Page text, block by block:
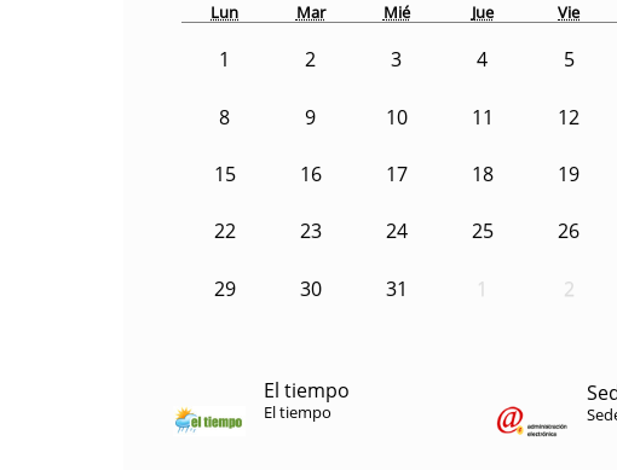
Lun Mar Mié Jue Vie
1 2 3 4 5
8 9 10 11 12
15 16 17 18 19
22 23 24 25 26
29 30 31 1 2
El tiempo
El tiempo